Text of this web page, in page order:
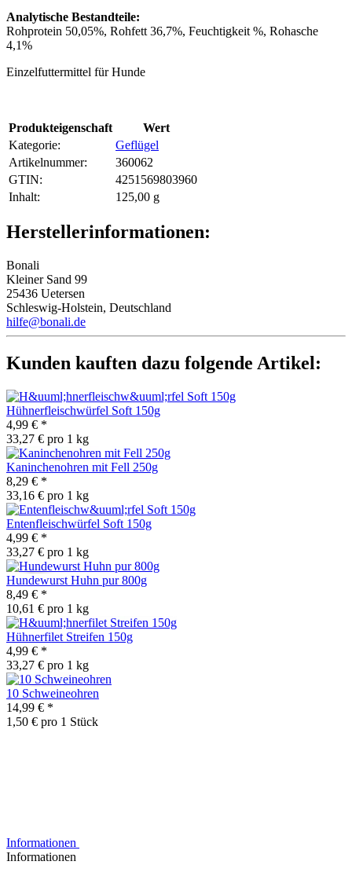
Analytische Bestandteile:
Rohprotein 50,05%, Rohfett 36,7%, Feuchtigkeit %, Rohasche
4,1%
Einzelfuttermittel für Hunde
Produkteigenschaft
Wert
Kategorie:
Geflügel
Artikelnummer:
360062
GTIN:
4251569803960
Inhalt‍:
125,00 g
Herstellerinformationen:
Bonali
Kleiner Sand 99
25436 Uetersen
Schleswig-Holstein, Deutschland
hilfe@bonali.de
Kunden kauften dazu folgende Artikel:
Hühnerfleischwürfel Soft 150g
4,99 € *
33,27 € pro 1 kg
Kaninchenohren mit Fell 250g
8,29 € *
33,16 € pro 1 kg
Entenfleischwürfel Soft 150g
4,99 € *
33,27 € pro 1 kg
Hundewurst Huhn pur 800g
8,49 € *
10,61 € pro 1 kg
Hühnerfilet Streifen 150g
4,99 € *
33,27 € pro 1 kg
10 Schweineohren
14,99 € *
1,50 € pro 1 Stück
Informationen
Informationen